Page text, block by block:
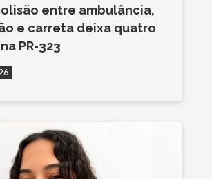
entre ambulância,
e carreta deixa quatro
PR-323